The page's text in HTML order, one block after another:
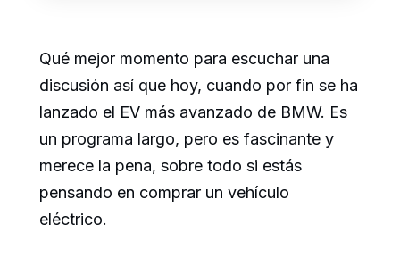
Qué mejor momento para escuchar una
discusión así que hoy, cuando por fin se ha
lanzado el EV más avanzado de BMW. Es
un programa largo, pero es fascinante y
merece la pena, sobre todo si estás
pensando en comprar un vehículo
eléctrico.